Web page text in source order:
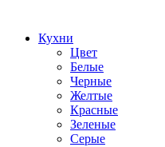
Кухни
Цвет
Белые
Черные
Желтые
Красные
Зеленые
Серые